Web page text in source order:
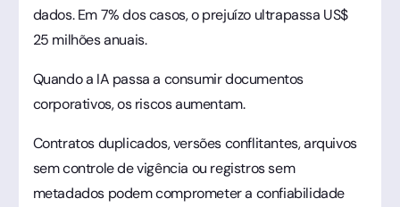
dados. Em 7% dos casos, o prejuízo ultrapassa US$
25 milhões anuais.
Quando a IA passa a consumir documentos
corporativos, os riscos aumentam.
Contratos duplicados, versões conflitantes, arquivos
sem controle de vigência ou registros sem
metadados podem comprometer a confiabilidade